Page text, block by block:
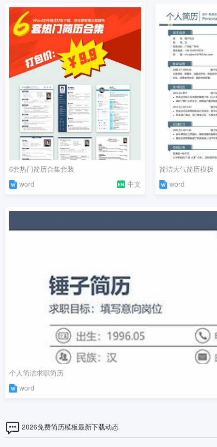
6套热门简历合集套装
word
中文
简洁大气简历模板
word
个人简洁求职简历
word
2026免费简历模板最新下载动态